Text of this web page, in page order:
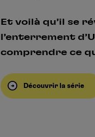
Et voilà qu’il se
l’enterrement
comprendre ce
Découvrir la série